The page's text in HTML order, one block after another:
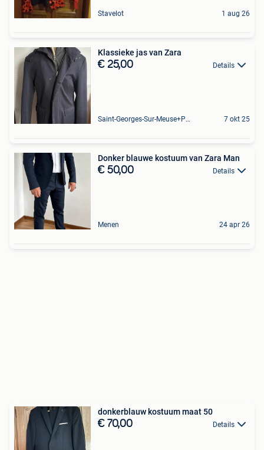
Stavelot 1 aug 26
Klassieke jas van Zara
€ 25,00 Details
Saint-Georges-Sur-Meuse+Partie De Hermalle-Sous-Huy 7 okt 25
Donker blauwe kostuum van Zara Man
€ 50,00 Details
Menen 24 apr 26
donkerblauw kostuum maat 50
€ 70,00 Details